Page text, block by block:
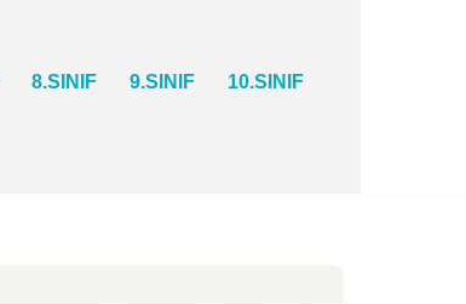
8.SINIF 9.SINIF
10.SINIF